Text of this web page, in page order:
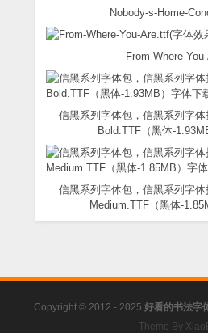
Nobody-s-Home-
From-Where-
信黑系列字体包，信黑系列字
Bold.TTF（黑体-
信黑系列字体包，信黑系列字
Medium.TTF（黑体-
Copyright © 2012 - 2025 好看的书法字
Theme By